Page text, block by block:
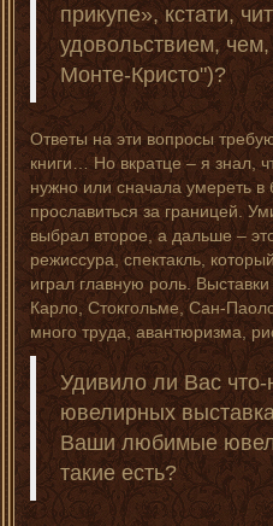
прикупе», кстати,
удовольствием,
Монте-Кристо")?
Ответы на эти вопросы
книги… Но вкратце – я знал,
нужно или сначала умереть в
прославиться за границей.
выбрал второе, а дальше –
режиссура, спектакль,
играл главную роль.
Карло, Стокгольме, Сан-
много труда, авантюризма,
Удивило ли Вас
ювелирных
Ваши любимые
такие есть?